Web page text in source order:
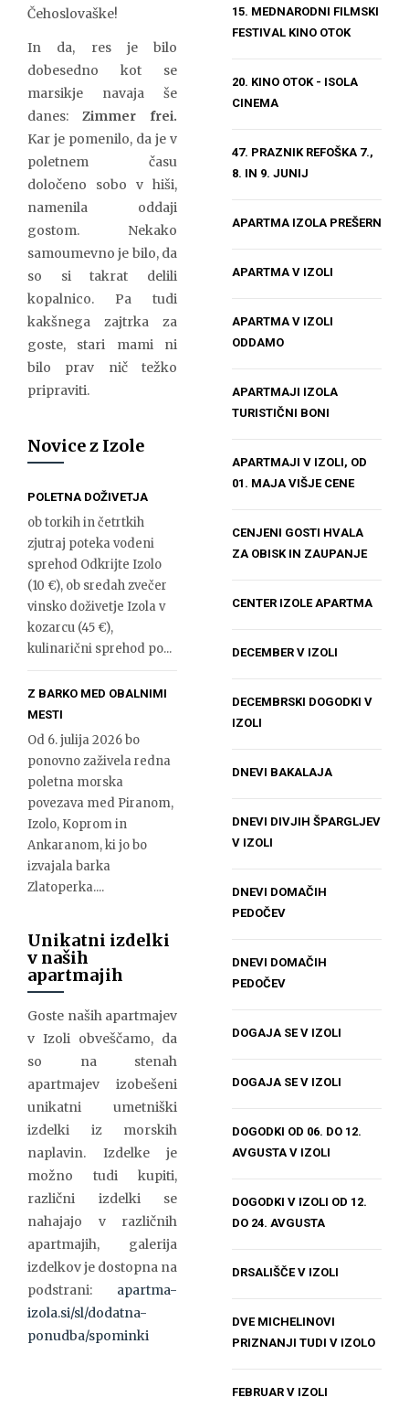
Čehoslovaške!
In da, res je bilo
dobesedno kot se
marsikje navaja še
danes: Zimmer frei.
Kar je pomenilo, da je v
poletnem času
določeno sobo v hiši,
namenila oddaji
gostom. Nekako
samoumevno je bilo, da
so si takrat delili
kopalnico. Pa tudi
kakšnega zajtrka za
goste, stari mami ni
bilo prav nič težko
pripraviti.
Novice z Izole
POLETNA DOŽIVETJA
ob torkih in četrtkih
zjutraj poteka vodeni
sprehod Odkrijte Izolo
(10 €), ob sredah zvečer
vinsko doživetje Izola v
kozarcu (45 €),
kulinarični sprehod po...
Z BARKO MED OBALNIMI
MESTI
Od 6. julija 2026 bo
ponovno zaživela redna
poletna morska
povezava med Piranom,
Izolo, Koprom in
Ankaranom, ki jo bo
izvajala barka
Zlatoperka....
Unikatni izdelki
v naših
apartmajih
Goste naših apartmajev
v Izoli obveščamo, da
so na stenah
apartmajev izobešeni
unikatni umetniški
izdelki iz morskih
naplavin. Izdelke je
možno tudi kupiti,
različni izdelki se
nahajajo v različnih
apartmajih, galerija
izdelkov je dostopna na
podstrani: apartma-
izola.si/sl/dodatna-
ponudba/spominki
15. MEDNARODNI FILMSKI
FESTIVAL KINO OTOK
20. KINO OTOK - ISOLA
CINEMA
47. PRAZNIK REFOŠKA 7.,
8. IN 9. JUNIJ
APARTMA IZOLA PREŠERN
APARTMA V IZOLI
APARTMA V IZOLI
ODDAMO
APARTMAJI IZOLA
TURISTIČNI BONI
APARTMAJI V IZOLI, OD
01. MAJA VIŠJE CENE
CENJENI GOSTI HVALA
ZA OBISK IN ZAUPANJE
CENTER IZOLE APARTMA
DECEMBER V IZOLI
DECEMBRSKI DOGODKI V
IZOLI
DNEVI BAKALAJA
DNEVI DIVJIH ŠPARGLJEV
V IZOLI
DNEVI DOMAČIH
PEDOČEV
DNEVI DOMAČIH
PEDOČEV
DOGAJA SE V IZOLI
DOGAJA SE V IZOLI
DOGODKI OD 06. DO 12.
AVGUSTA V IZOLI
DOGODKI V IZOLI OD 12.
DO 24. AVGUSTA
DRSALIŠČE V IZOLI
DVE MICHELINOVI
PRIZNANJI TUDI V IZOLO
FEBRUAR V IZOLI